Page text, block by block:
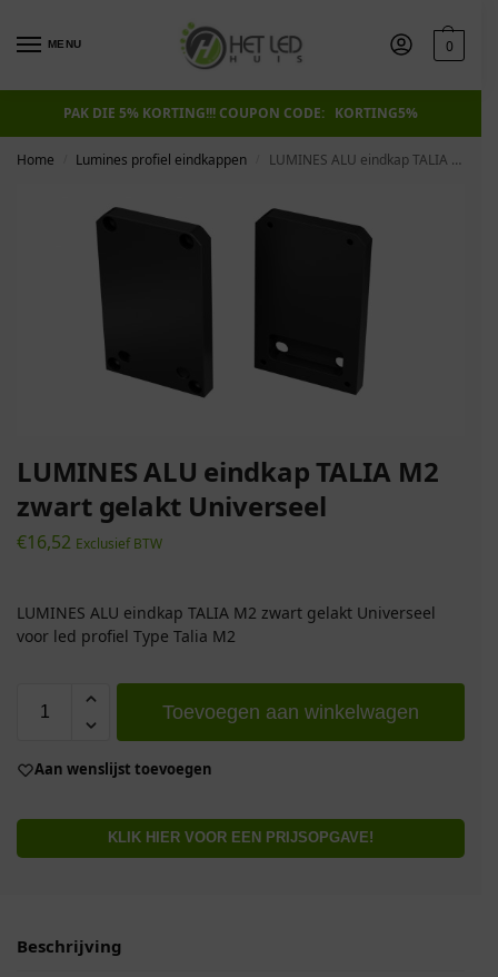
MENU 0
PAK DIE 5% KORTING!!! COUPON CODE: KORTING5%
Home Lumines profiel eindkappen LUMINES ALU eindkap TALIA M2 zwart gelakt Universeel
LUMINES ALU eindkap TALIA M2
zwart gelakt Universeel
€16,52 Exclusief BTW
LUMINES ALU eindkap TALIA M2 zwart gelakt Universeel
voor led profiel Type Talia M2
Toevoegen aan winkelwagen
Aan wenslijst toevoegen
KLIK HIER VOOR EEN PRIJSOPGAVE!
Beschrijving